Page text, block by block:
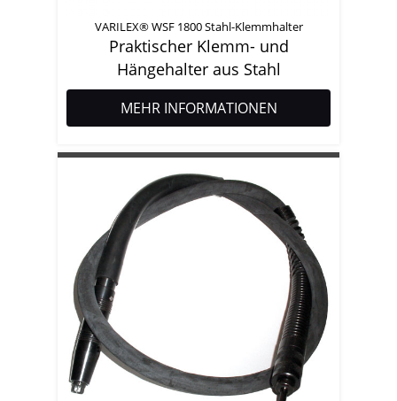
VARILEX® WSF 1800 Stahl-Klemmhalter
Praktischer Klemm- und
Hängehalter aus Stahl
MEHR INFORMATIONEN